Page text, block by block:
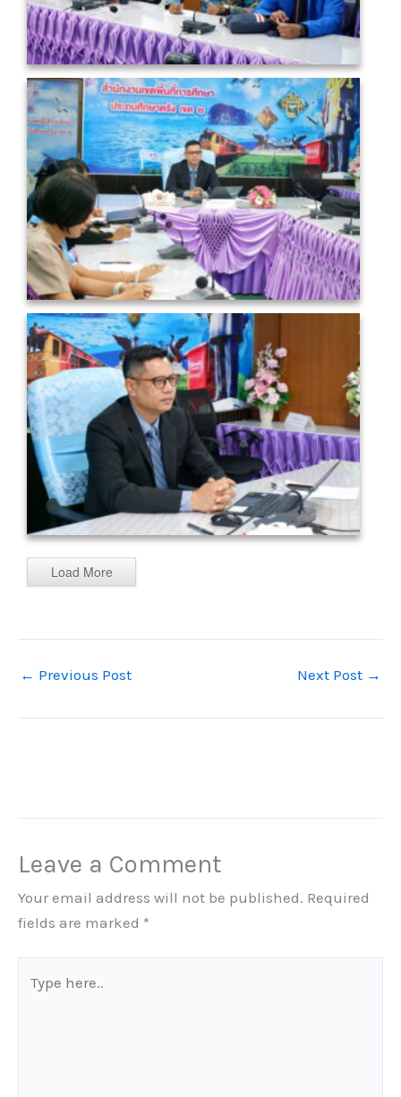
Load More
← Previous Post Next Post →
Leave a Comment
Your email address will not be published. Required
fields are marked *
here..